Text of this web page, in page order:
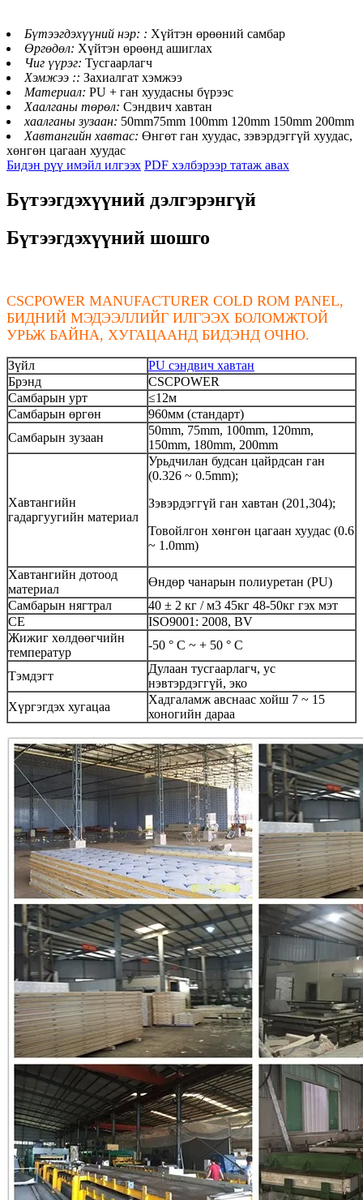
Бүтээгдэхүүний нэр: : Хүйтэн өрөөний самбар
Өргөдөл: Хүйтэн өрөөнд ашиглах
Чиг үүрэг: Тусгаарлагч
Хэмжээ :: Захиалгат хэмжээ
Материал: PU + ган хуудасны бүрээс
Хаалганы төрөл: Сэндвич хавтан
хаалганы зузаан: 50mm75mm 100mm 120mm 150mm 200mm
Хавтангийн хавтас: Өнгөт ган хуудас, зэвэрдэггүй хуудас,
хөнгөн цагаан хуудас
Бидэн рүү имэйл илгээх PDF хэлбэрээр татаж авах
Бүтээгдэхүүний дэлгэрэнгүй
Бүтээгдэхүүний шошго
CSCPOWER MANUFACTURER COLD ROM PANEL,
БИДНИЙ МЭДЭЭЛЛИЙГ ИЛГЭЭХ БОЛОМЖТОЙ
УРЬЖ БАЙНА, ХУГАЦААНД БИДЭНД ОЧНО.
Зүйл
PU сэндвич хавтан
Брэнд
CSCPOWER
Самбарын урт
≤12м
Самбарын өргөн
960мм (стандарт)
Самбарын зузаан
50mm, 75mm, 100mm, 120mm,
150mm, 180mm, 200mm
Хавтангийн
гадаргуугийн материал
Урьдчилан будсан цайрдсан ган
(0.326 ~ 0.5mm);
Зэвэрдэггүй ган хавтан (201,304);
Товойлгон хөнгөн цагаан хуудас (0.6
~ 1.0mm)
Хавтангийн дотоод
материал
Өндөр чанарын полиуретан (PU)
Самбарын нягтрал
40 ± 2 кг / м3 45кг 48-50кг гэх мэт
CE
ISO9001: 2008, BV
Жижиг хөлдөөгчийн
температур
-50 ° C ~ + 50 ° C
Тэмдэгт
Дулаан тусгаарлагч, ус
нэвтэрдэггүй, эко
Хүргэгдэх хугацаа
Хадгаламж авснаас хойш 7 ~ 15
хоногийн дараа